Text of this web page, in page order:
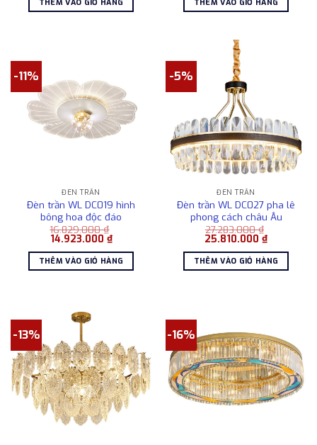
8.192.000 ₫.
7.129.000 ₫.
THÊM VÀO GIỎ HÀNG 32.019.000 ₫.
THÊM VÀO GIỎ HÀNG
-11%
ĐÈN TRẦN
Đèn trần WL DC019 hình
bông hoa độc đáo
16.829.000₫
Giá
là:
16.829.000 ₫.
14.923.000 ₫Giá
hiện
tại
là:
14.923.000 ₫.
THÊM VÀO GIỎ HÀNG
-5%
ĐÈN TRẦN
Đèn trần WL DC027 pha lê
phong cách châu Âu
27.283.000₫
Giá
là:
27.283.000 ₫.
25.810.000 ₫Giá
hiện
tại
là:
THÊM VÀO GIỎ HÀNG
-13% -16%